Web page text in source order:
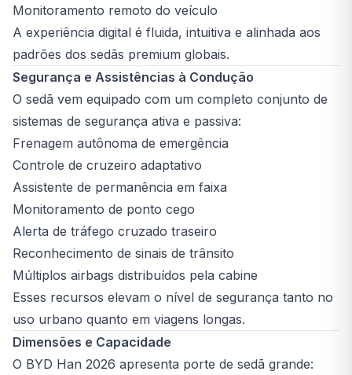
Monitoramento remoto do veículo
A experiência digital é fluida, intuitiva e alinhada aos
padrões dos sedãs premium globais.
Segurança e Assistências à Condução
O sedã vem equipado com um completo conjunto de
sistemas de segurança ativa e passiva:
Frenagem autônoma de emergência
Controle de cruzeiro adaptativo
Assistente de permanência em faixa
Monitoramento de ponto cego
Alerta de tráfego cruzado traseiro
Reconhecimento de sinais de trânsito
Múltiplos airbags distribuídos pela cabine
Esses recursos elevam o nível de segurança tanto no
uso urbano quanto em viagens longas.
Dimensões e Capacidade
O BYD Han 2026 apresenta porte de sedã grande: